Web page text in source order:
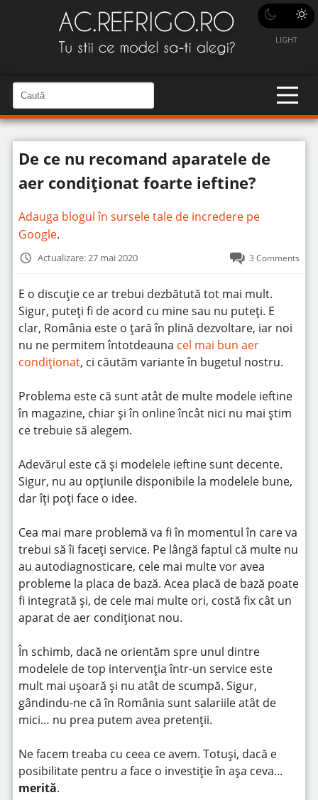
LIGHT
a
u
t
C
a
u
î
n
i
t
De ce nu recomand aparatele de
aer condiționat foarte ieftine?
Adauga blogul în sursele tale de incredere pe
Google.
Actualizare: 27 mai 2020 3 Comments
E o discuție ce ar trebui dezbătută tot mai mult.
Sigur, puteți fi de acord cu mine sau nu puteți. E
clar, România este o țară în plină dezvoltare, iar noi
nu ne permitem întotdeauna cel mai bun aer
condiționat, ci căutăm variante în bugetul nostru.
Problema este că sunt atât de multe modele ieftine
în magazine, chiar și în online încât nici nu mai știm
ce trebuie să alegem.
Adevărul este că și modelele ieftine sunt decente.
Sigur, nu au opțiunile disponibile la modelele bune,
dar îți poți face o idee.
Cea mai mare problemă va fi în momentul în care va
trebui să îi faceți service. Pe lângă faptul că multe nu
au autodiagnosticare, cele mai multe vor avea
probleme la placa de bază. Acea placă de bază poate
fi integrată și, de cele mai multe ori, costă fix cât un
aparat de aer condiționat nou.
În schimb, dacă ne orientăm spre unul dintre
modelele de top intervenția într-un service este
mult mai ușoară și nu atât de scumpă. Sigur,
gândindu-ne că în România sunt salariile atât de
mici… nu prea putem avea pretenții.
Ne facem treaba cu ceea ce avem. Totuși, dacă e
posibilitate pentru a face o investiție în așa ceva…
merită.